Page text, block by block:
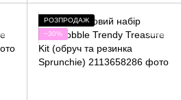
РОЗПРОДАЖ
−30%